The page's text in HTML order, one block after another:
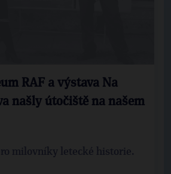
RAF a výstava Na
našly útočiště na našem
milovníky letecké historie.